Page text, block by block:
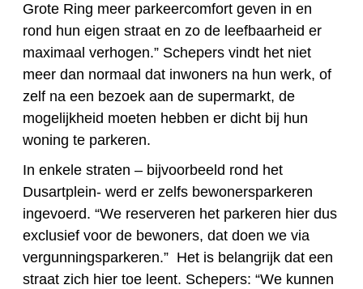
Grote Ring meer parkeercomfort geven in en
rond hun eigen straat en zo de leefbaarheid er
maximaal verhogen.” Schepers vindt het niet
meer dan normaal dat inwoners na hun werk, of
zelf na een bezoek aan de supermarkt, de
mogelijkheid moeten hebben er dicht bij hun
woning te parkeren.
In enkele straten – bijvoorbeeld rond het
Dusartplein- werd er zelfs bewonersparkeren
ingevoerd. “We reserveren het parkeren hier dus
exclusief voor de bewoners, dat doen we via
vergunningsparkeren.” Het is belangrijk dat een
straat zich hier toe leent. Schepers: “We kunnen